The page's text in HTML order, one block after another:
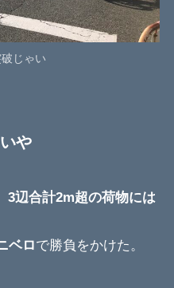
じゃい
や
3辺合計2m超の荷物には
ベロで勝負をかけた。